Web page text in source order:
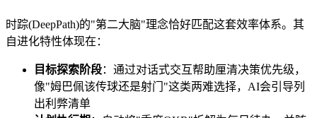
时踪(DeepPath)的"第二大脑"理念恰好匹配这套效率体系。其
自进化特性体现在：
目标探索阶段：通过对话式交互帮助厘清决策优先级，
像"姆巴佩该传球还是射门"这类两难选择，AI会引导列
出利弊清单